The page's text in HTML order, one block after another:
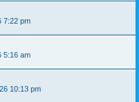
7:22 pm
5:16 am
10:13 pm